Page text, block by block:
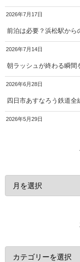
2026年7月17日
前泊は必要？浜松駅から
2026年7月14日
朝ラッシュが終わる瞬間
2026年6月28日
四日市あすなろう鉄道全
2026年5月29日